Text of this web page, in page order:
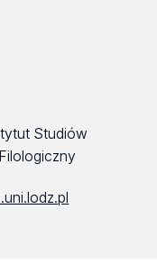
Studiów